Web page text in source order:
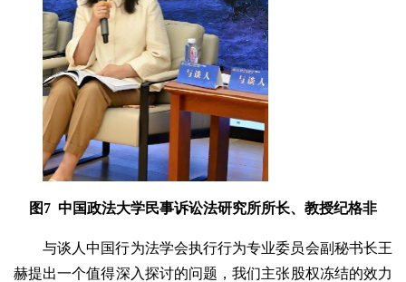
图7 中国政法大学民事诉讼法研究所所长、教授纪格非
与谈人中国行为法学会执行行为专业委员会副秘书长王
赫提出一个值得深入探讨的问题，我们主张股权冻结的效力